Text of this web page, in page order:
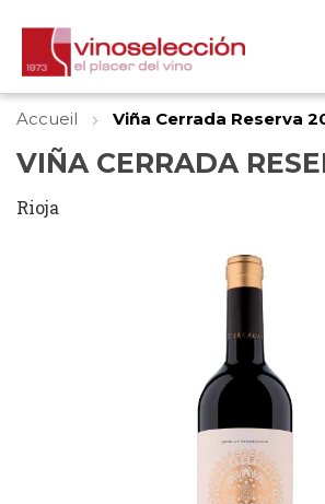
Accueil Viña Cerrada Reserva
VIÑA CERRADA
Rioja